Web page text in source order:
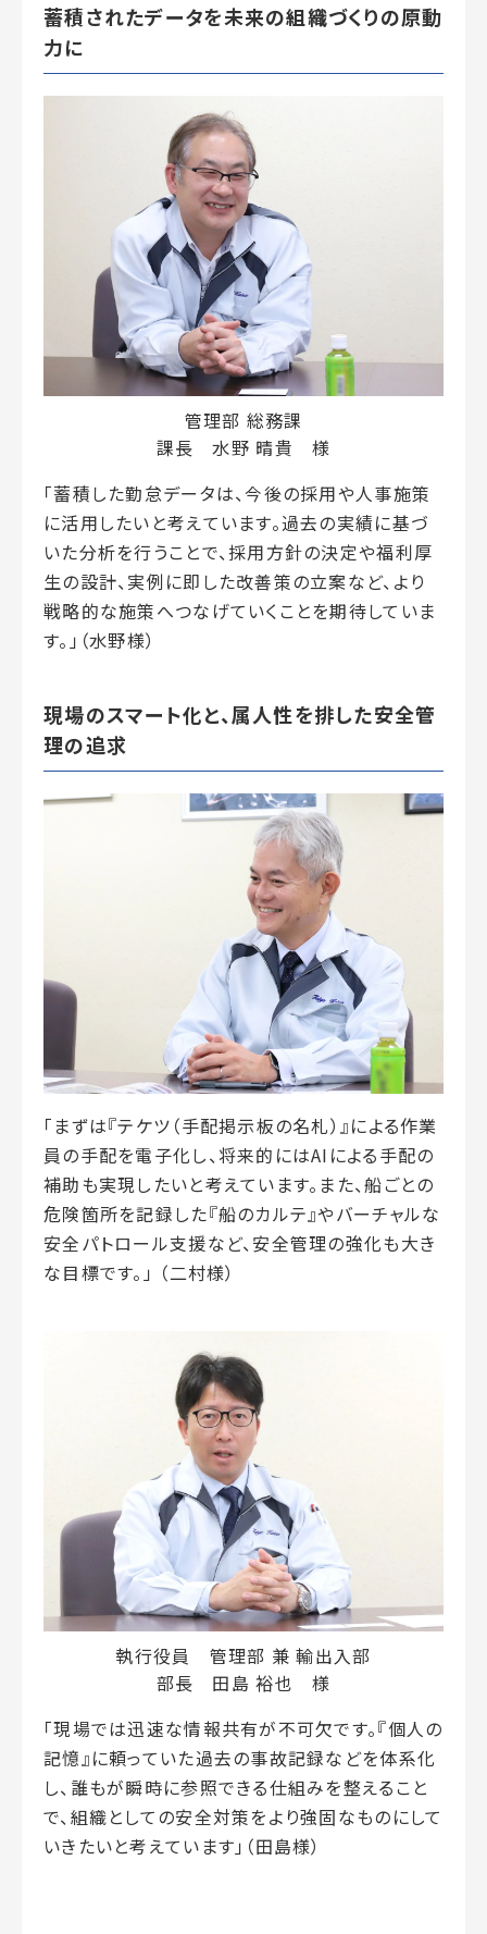
蓄積されたデータを未来の組織づくりの原動
力に
管理部 総務課
課長 水野 晴貴 様
「蓄積した勤怠データは、今後の採用や人事施策
に活用したいと考えています。過去の実績に基づ
いた分析を行うことで、採用方針の決定や福利厚
生の設計、実例に即した改善策の立案など、より
戦略的な施策へつなげていくことを期待していま
す。」（水野様）
現場のスマート化と、属人性を排した安全管
理の追求
「まずは『テケツ（手配掲示板の名札）』による作業
員の手配を電子化し、将来的にはAIによる手配の
補助も実現したいと考えています。また、船ごとの
危険箇所を記録した『船のカルテ』やバーチャルな
安全パトロール支援など、安全管理の強化も大き
な目標です。」 （二村様）
執行役員 管理部 兼 輸出入部
部長 田島 裕也 様
「現場では迅速な情報共有が不可欠です。『個人の
記憶』に頼っていた過去の事故記録などを体系化
し、誰もが瞬時に参照できる仕組みを整えること
で、組織としての安全対策をより強固なものにして
いきたいと考えています」（田島様）